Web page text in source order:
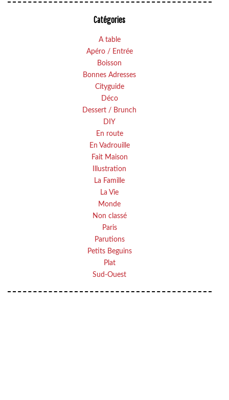
Catégories
A table
Apéro / Entrée
Boisson
Bonnes Adresses
Cityguide
Déco
Dessert / Brunch
DIY
En route
En Vadrouille
Fait Maison
Illustration
La Famille
La Vie
Monde
Non classé
Paris
Parutions
Petits Beguins
Plat
Sud-Ouest